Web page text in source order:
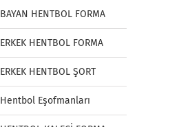
BAYAN HENTBOL FORMA
ERKEK HENTBOL FORMA
ERKEK HENTBOL ŞORT
Hentbol Eşofmanları